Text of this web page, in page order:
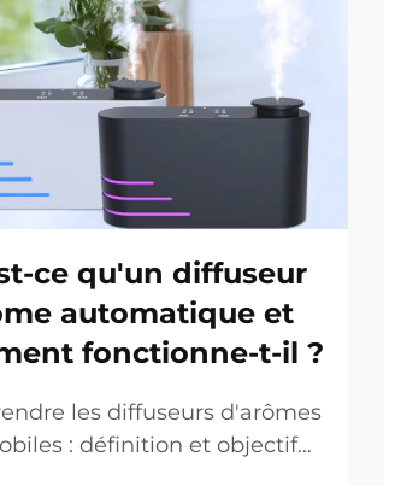
ce qu'un diffuseur
automatique et
fonctionne-t-il ?
les diffuseurs d'arômes
: définition et objectif